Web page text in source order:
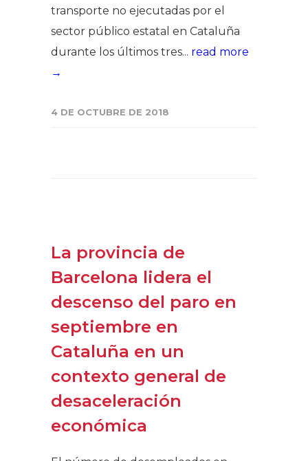
transporte no ejecutadas por el
sector público estatal en Cataluña
durante los últimos tres... read more
→
4 DE OCTUBRE DE 2018
La provincia de
Barcelona lidera el
descenso del paro en
septiembre en
Cataluña en un
contexto general de
desaceleración
económica